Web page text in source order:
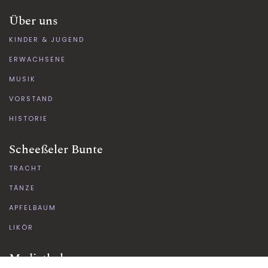
Über uns
KINDER & JUGEND
ERWACHSENE
MUSIK
VORSTAND
HISTORIE
Scheeßeler Bunte
TRACHT
TÄNZE
APFELBAUM
LIKÖR
Mediathek